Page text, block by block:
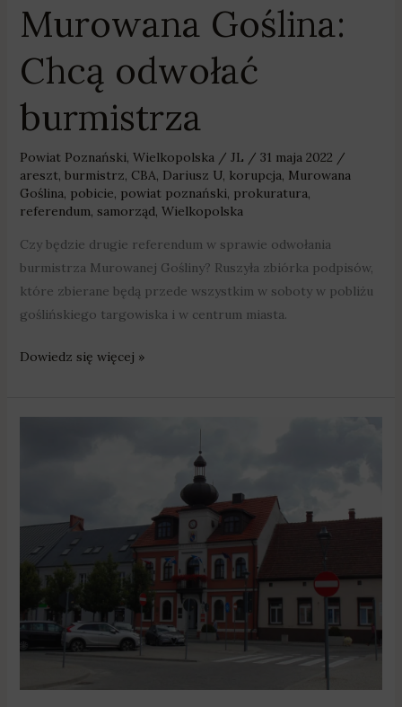
Murowana Goślina:
Chcą odwołać
burmistrza
Powiat Poznański, Wielkopolska/ JL / 31 maja 2022 /
areszt, burmistrz, CBA, Dariusz U, korupcja, Murowana
Goślina, pobicie, powiat poznański, prokuratura,
referendum, samorząd, Wielkopolska
Czy będzie drugie referendum w sprawie odwołania
burmistrza Murowanej Gośliny? Ruszyła zbiórka podpisów,
które zbierane będą przede wszystkim w soboty w pobliżu
goślińskiego targowiska i w centrum miasta.
Dowiedz się więcej »
pensję
aresztowanemu